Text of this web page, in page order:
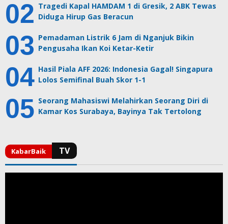
Tragedi Kapal HAMDAM 1 di Gresik, 2 ABK Tewas
Diduga Hirup Gas Beracun
Pemadaman Listrik 6 Jam di Nganjuk Bikin
Pengusaha Ikan Koi Ketar-Ketir
Hasil Piala AFF 2026: Indonesia Gagal! Singapura
Lolos Semifinal Buah Skor 1-1
Seorang Mahasiswi Melahirkan Seorang Diri di
Kamar Kos Surabaya, Bayinya Tak Tertolong